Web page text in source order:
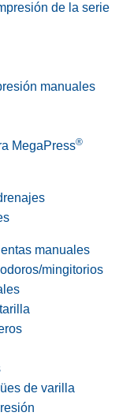
de la serie
manuales
MegaPress®
manuales
mingitorios
de varilla